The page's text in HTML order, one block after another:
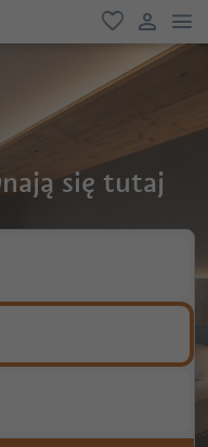
ulubione
link
się tutaj